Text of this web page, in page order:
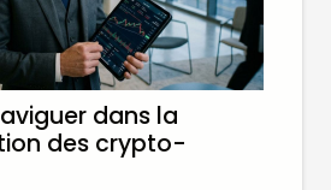
dans la
des crypto-